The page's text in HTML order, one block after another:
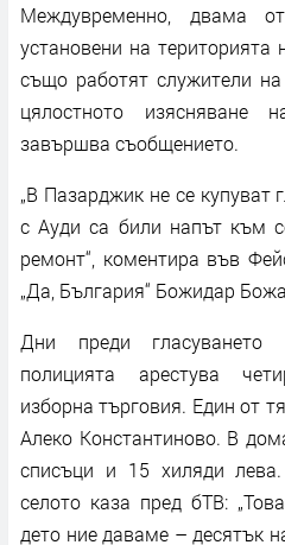
Междувременно, двама
установени на
също работят служители
цялостното изясняване
завършва съобщението.
„В Пазарджик не се купуват
с Ауди са били напът към
ремонт“, коментира във
„Да, България“ Божидар
Дни преди
полицията арестува
изборна търговия. Един от
Алеко Константиново. В
списъци и 15 хиляди
селото каза пред бТВ:
дето ние даваме – десятък